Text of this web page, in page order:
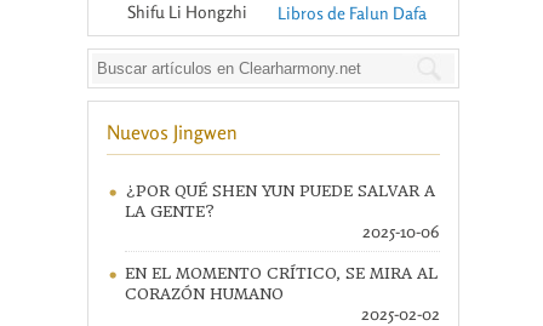
Shifu Li Hongzhi Libros de Falun Dafa
Nuevos Jingwen
¿POR QUÉ SHEN YUN PUEDE SALVAR A
LA GENTE?
2025-10-06
EN EL MOMENTO CRÍTICO, SE MIRA AL
CORAZÓN HUMANO
2025-02-02